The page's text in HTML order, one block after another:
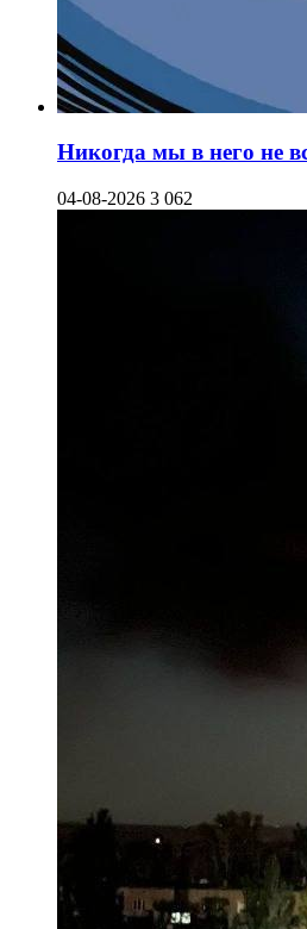
Никогда мы в него не
04-08-2026 3 062